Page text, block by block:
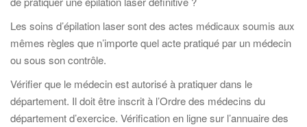
Les soins d’épilation laser sont des actes médicaux soumis aux
mêmes règles que n’importe quel acte pratiqué par un médecin
ou sous son contrôle.
Vérifier que le médecin est autorisé à pratiquer dans le
département. Il doit être inscrit à l’Ordre des médecins du
département d’exercice. Vérification en ligne sur l’annuaire des